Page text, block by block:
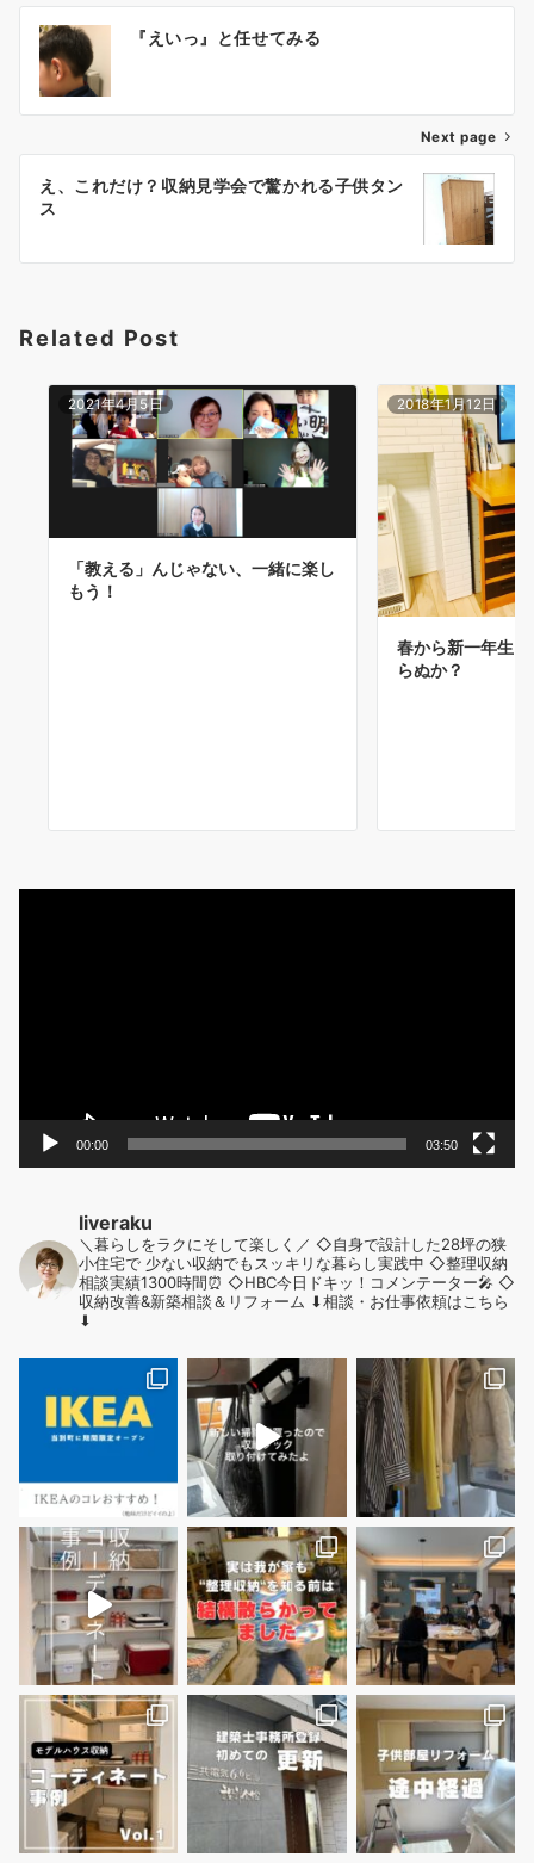
投
稿
ナ
ビ
ゲ
シ
ン
『えいっ』と任せてみる
Next page
え、これだけ？収納見学会で驚かれる子供タン
ス
Related Post
2021年4月5日
「教える」んじゃない、一緒に楽し
もう！
2018年1月12日
春から新一年生
らぬか？
00:00 03:50
liveraku
＼暮らしをラクにそして楽しく／ ◇自身で設計した28坪の狭
小住宅で 少ない収納でもスッキリな暮らし実践中 ◇整理収納
相談実績1300時間⏰ ◇HBC今日ドキッ！コメンテーター🎤 ◇
収納改善&新築相談＆リフォーム ⬇︎相談・お仕事依頼はこちら
⬇︎